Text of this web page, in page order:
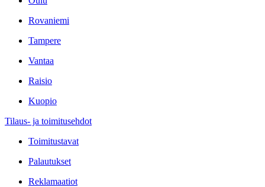
Rovaniemi
Tampere
Vantaa
Raisio
Kuopio
Tilaus- ja toimitusehdot
Toimitustavat
Palautukset
Reklamaatiot